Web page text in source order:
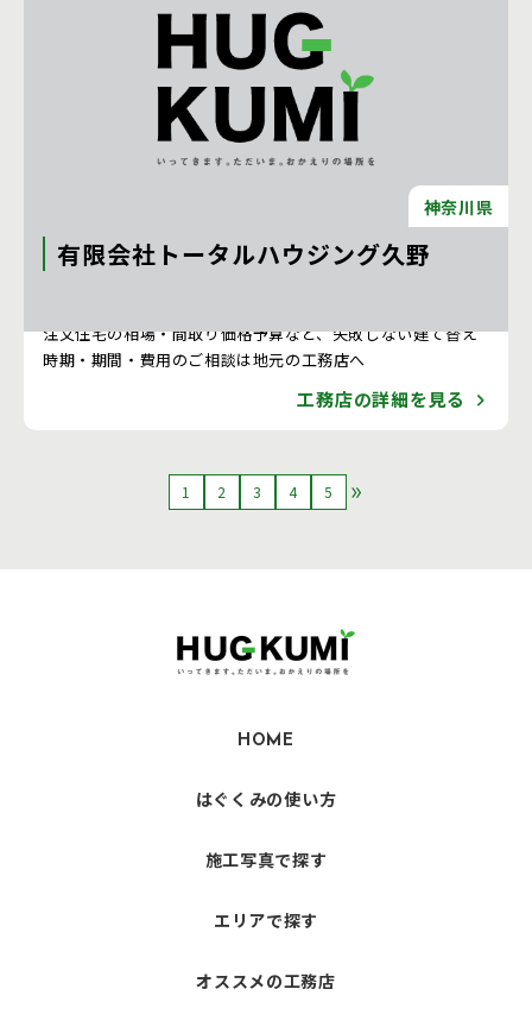
神奈川県
有限会社トータルハウジング久野
注文住宅の相場・間取り価格予算など、失敗しない建て替え
時期・期間・費用のご相談は地元の工務店へ
工務店の詳細を見る
1 2 3 4 5
HOME
はぐくみの使い方
施工写真で探す
エリアで探す
オススメの工務店